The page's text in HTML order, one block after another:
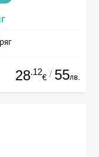
28.12
€ / 55лв.